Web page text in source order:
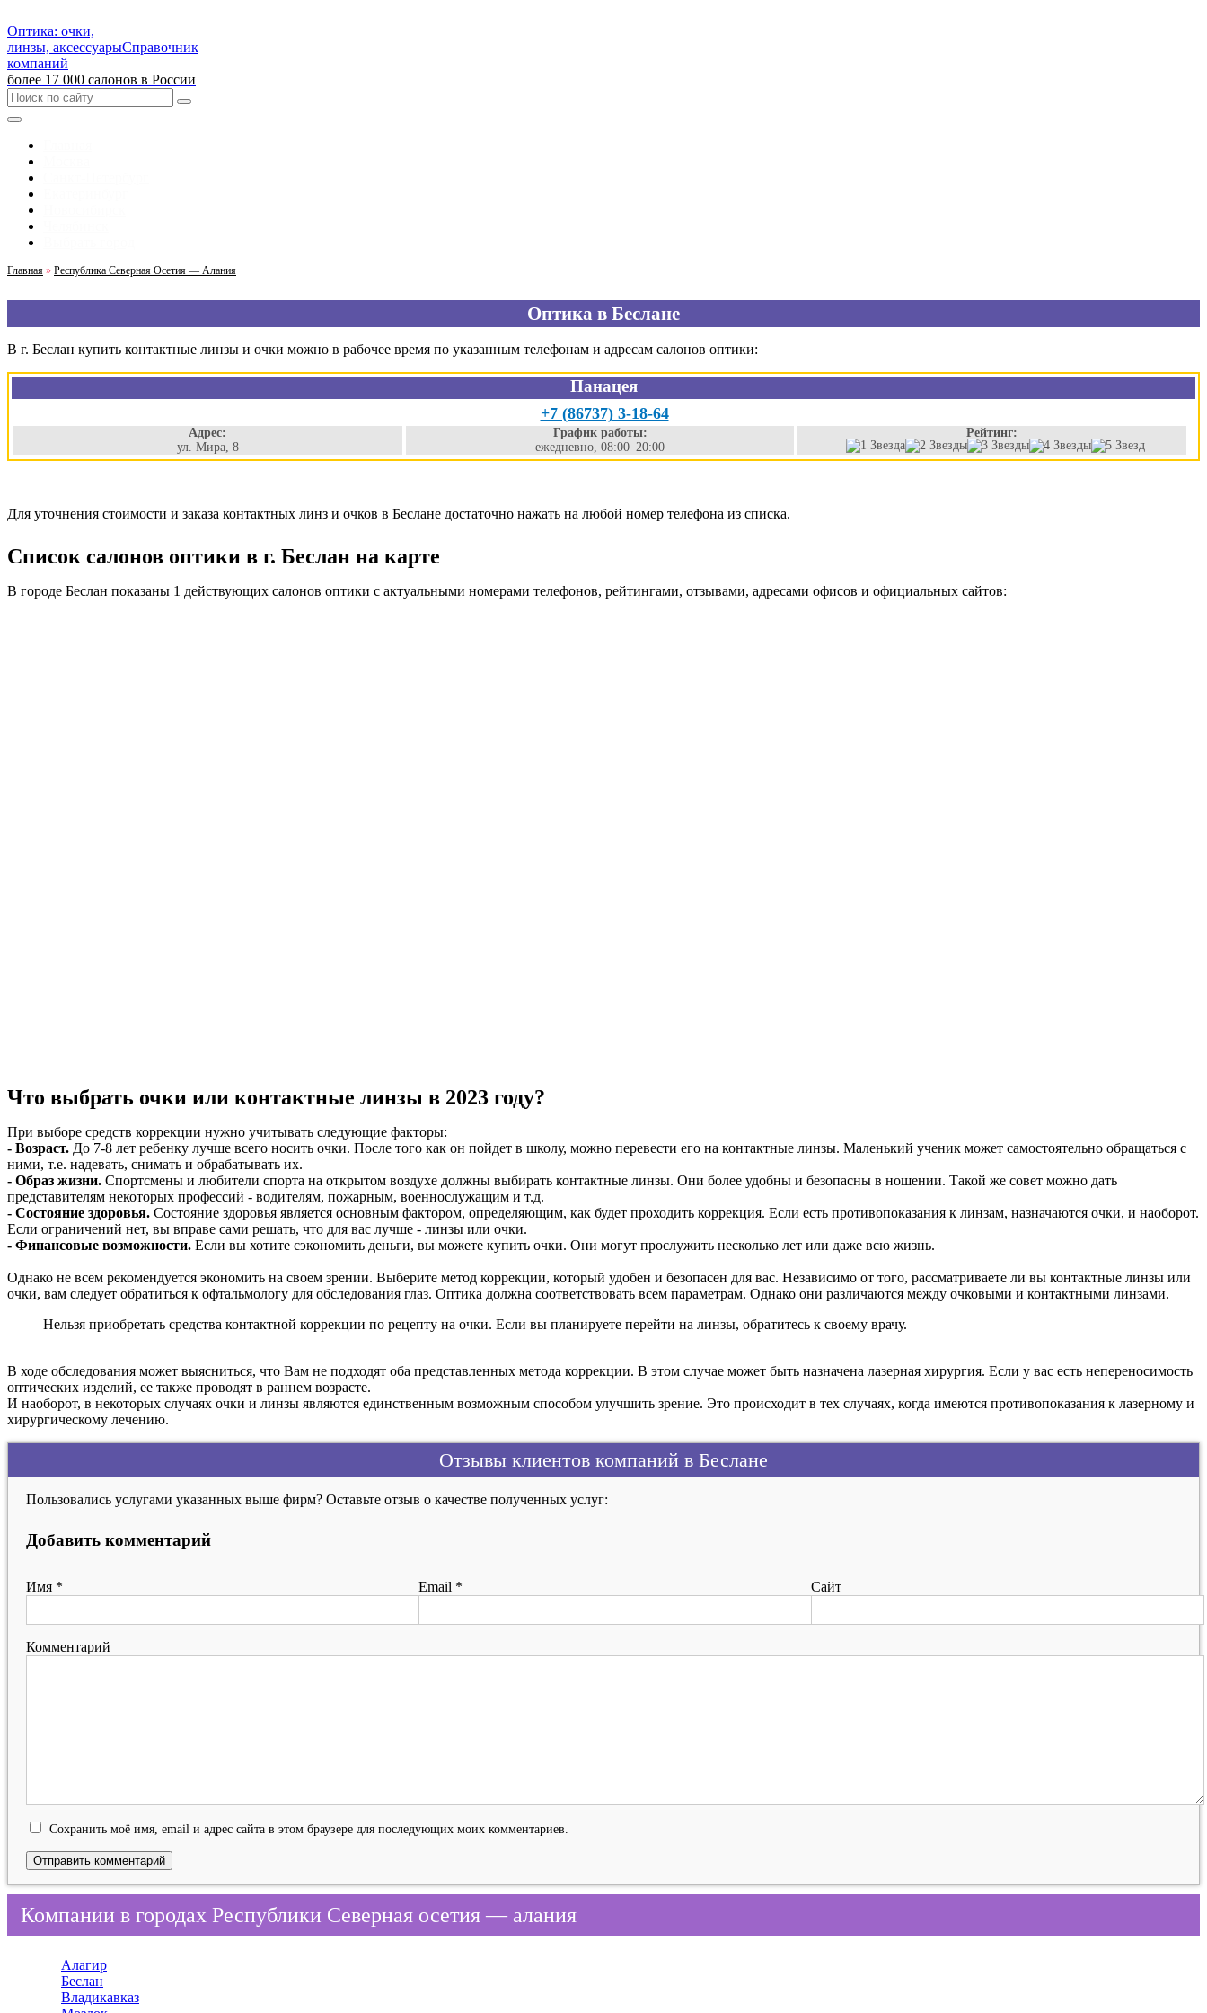
Оптика: очки,
линзы, аксессуарыСправочник
компаний
более 17 000 салонов в России
Главная » Республика Северная Осетия — Алания
Оптика в Беслане
В г. Беслан купить контактные линзы и очки можно в рабочее время по указанным телефонам и адресам салонов оптики:
Панацея
+7 (86737) 3-18-64
Адрес:
ул. Мира, 8
График работы:
ежедневно, 08:00–20:00
Рейтинг:
Для уточнения стоимости и заказа контактных линз и очков в Беслане достаточно нажать на любой номер телефона из списка.
Список салонов оптики в г. Беслан на карте
В городе Беслан показаны 1 действующих салонов оптики с актуальными номерами телефонов, рейтингами, отзывами, адресами офисов и официальных сайтов:
Что выбрать очки или контактные линзы в 2023 году?
При выборе средств коррекции нужно учитывать следующие факторы:
- Возраст. До 7-8 лет ребенку лучше всего носить очки. После того как он пойдет в школу, можно перевести его на контактные линзы. Маленький ученик может самостоятельно обращаться с
ними, т.е. надевать, снимать и обрабатывать их.
- Образ жизни. Спортсмены и любители спорта на открытом воздухе должны выбирать контактные линзы. Они более удобны и безопасны в ношении. Такой же совет можно дать
представителям некоторых профессий - водителям, пожарным, военнослужащим и т.д.
- Состояние здоровья. Состояние здоровья является основным фактором, определяющим, как будет проходить коррекция. Если есть противопоказания к линзам, назначаются очки, и наоборот.
Если ограничений нет, вы вправе сами решать, что для вас лучше - линзы или очки.
- Финансовые возможности. Если вы хотите сэкономить деньги, вы можете купить очки. Они могут прослужить несколько лет или даже всю жизнь.
Однако не всем рекомендуется экономить на своем зрении. Выберите метод коррекции, который удобен и безопасен для вас. Независимо от того, рассматриваете ли вы контактные линзы или
очки, вам следует обратиться к офтальмологу для обследования глаз. Оптика должна соответствовать всем параметрам. Однако они различаются между очковыми и контактными линзами.
Нельзя приобретать средства контактной коррекции по рецепту на очки. Если вы планируете перейти на линзы, обратитесь к своему врачу.
В ходе обследования может выясниться, что Вам не подходят оба представленных метода коррекции. В этом случае может быть назначена лазерная хирургия. Если у вас есть непереносимость
оптических изделий, ее также проводят в раннем возрасте.
И наоборот, в некоторых случаях очки и линзы являются единственным возможным способом улучшить зрение. Это происходит в тех случаях, когда имеются противопоказания к лазерному и
хирургическому лечению.
Отзывы клиентов компаний в Беслане
Пользовались услугами указанных выше фирм? Оставьте отзыв о качестве полученных услуг:
Добавить комментарий
Имя * Email * Сайт
Комментарий
Сохранить моё имя, email и адрес сайта в этом браузере для последующих моих комментариев.
Компании в городах Республики Северная осетия — алания
Алагир
Беслан
Владикавказ